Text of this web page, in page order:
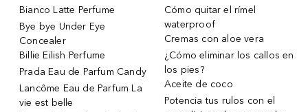
Bianco Latte Perfume
Bye bye Under Eye
Concealer
Billie Eilish Perfume
Prada Eau de Parfum Candy
Lancôme Eau de Parfum La
vie est belle
Cómo quitar el rímel
waterproof
Cremas con aloe vera
¿Cómo eliminar los callos en
los pies?
Aceite de coco
Potencia tus rulos con el